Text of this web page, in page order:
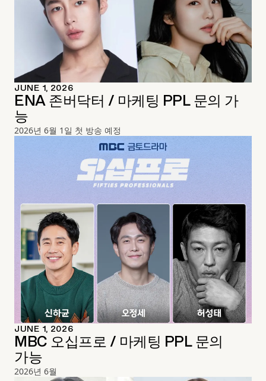
JUNE 1, 2026
ENA 존버닥터 / 마케팅 PPL 문의 가
능
2026년 6월 1일 첫 방송 예정
JUNE 1, 2026
MBC 오십프로 / 마케팅 PPL 문의
가능
2026년 6월